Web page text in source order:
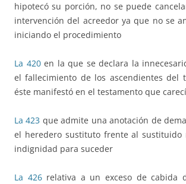
hipotecó su porción, no se puede
intervención del acreedor ya que no se
iniciando el procedimiento
La 420en la que se declara la
el fallecimiento de los ascendientes del
éste manifestó en el testamento que
La 423 que admite una anotación de
el heredero sustituto frente al sustituido
indignidad para suceder
La 426relativa a un exceso de cabida